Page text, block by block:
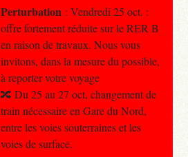
Perturbation : Vendredi 25 oct. :
offre fortement réduite sur le RER B
en raison de travaux. Nous vous
invitons, dans la mesure du possible,
à reporter votre voyage
🔀 Du 25 au 27 oct, changement de
train nécessaire en Gare du Nord,
entre les voies souterraines et les
voies de surface.